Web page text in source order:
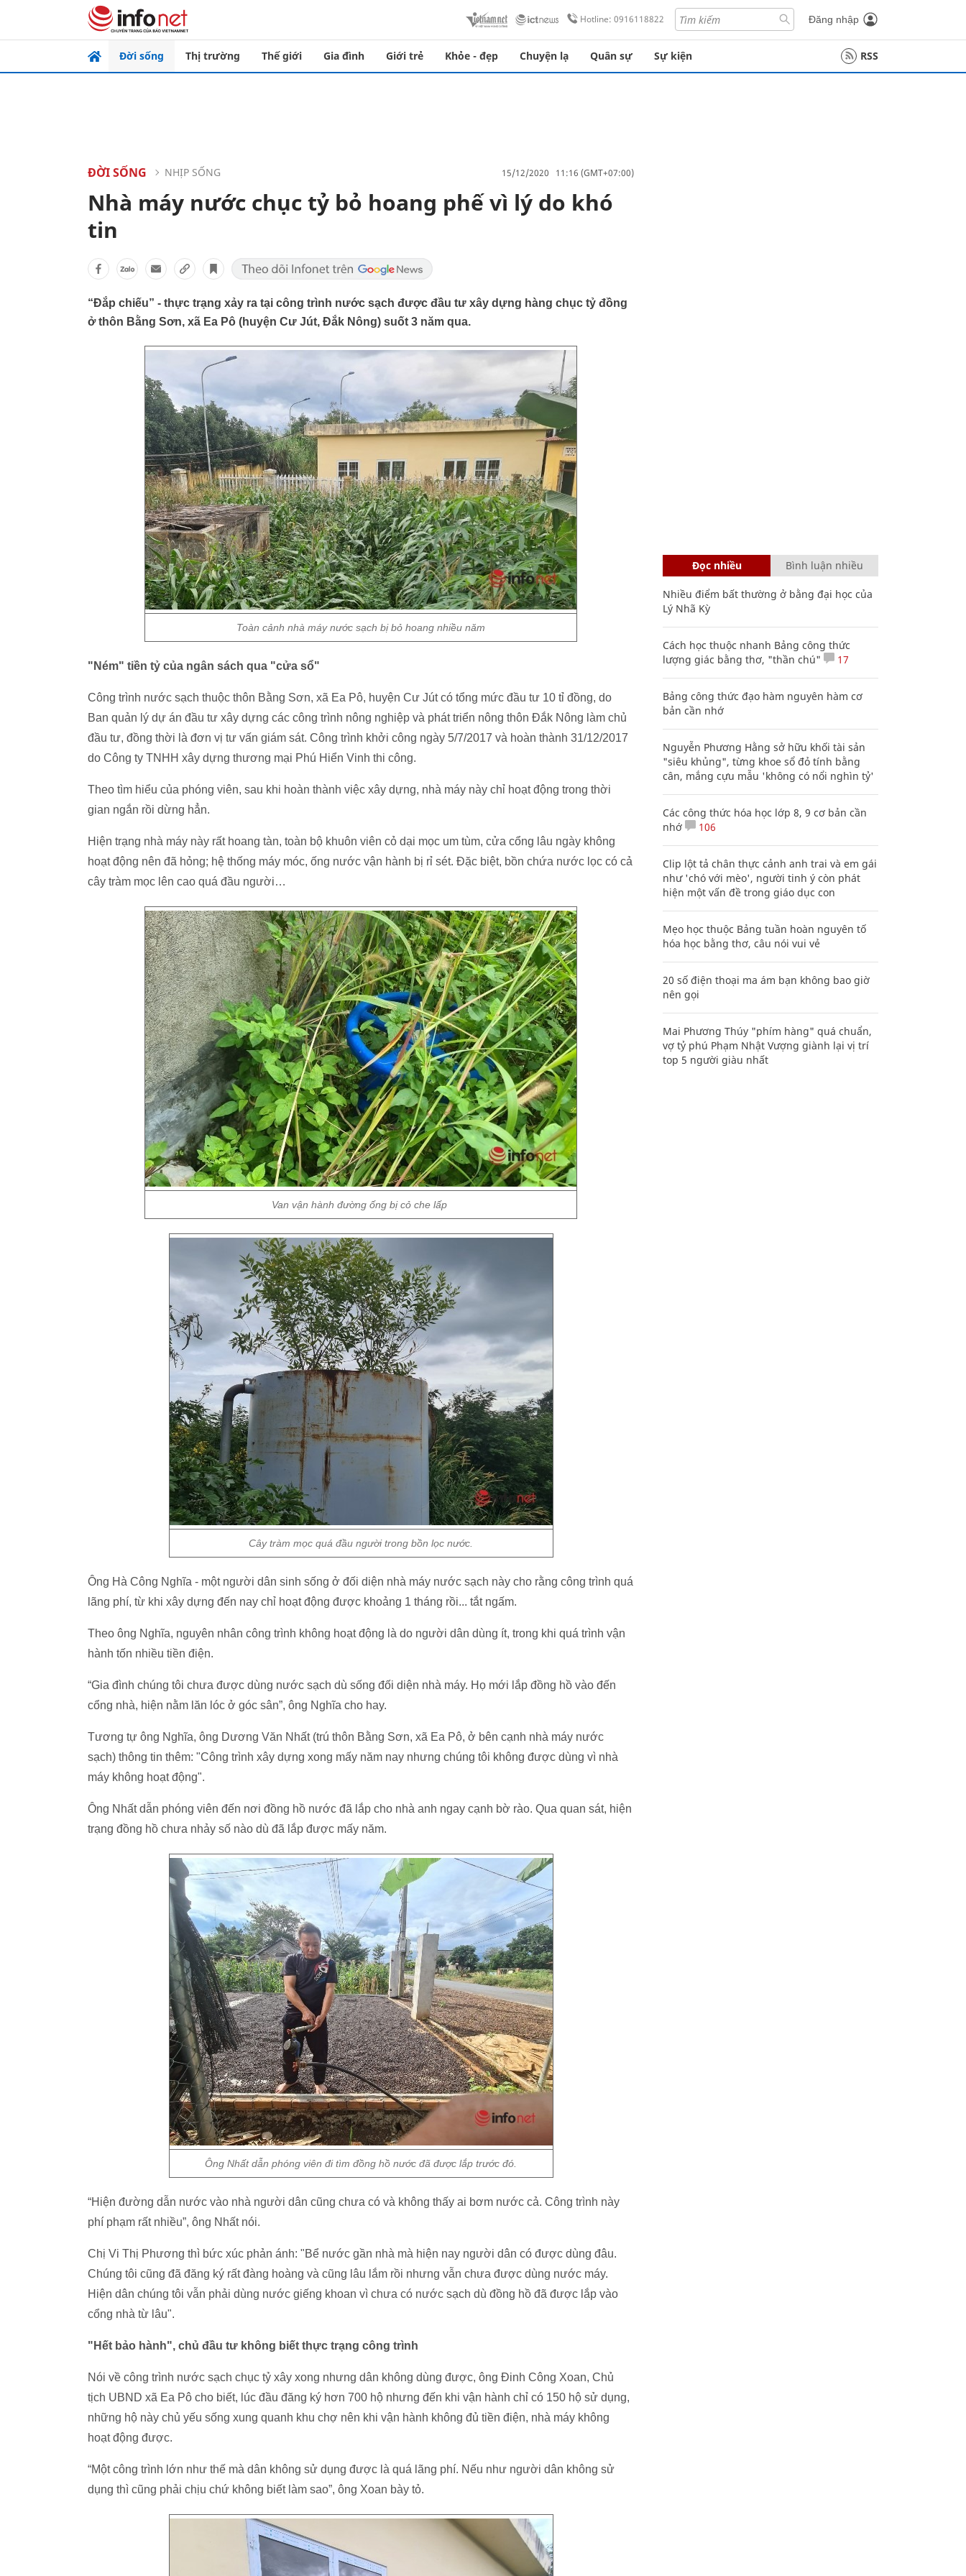
Hotline: 0916118822 Đăng nhập
Đời sống Thị trường Thế giới Gia đình Giới trẻ Khỏe - đẹp Chuyện lạ Quân sự Sự kiện RSS
ĐỜI SỐNG NHỊP SỐNG 15/12/2020 11:16 (GMT+07:00)
Nhà máy nước chục tỷ bỏ hoang phế vì lý do khó
tin
“Đắp chiếu” - thực trạng xảy ra tại công trình nước sạch được đầu tư xây dựng hàng chục tỷ đồng
ở thôn Bằng Sơn, xã Ea Pô (huyện Cư Jút, Đắk Nông) suốt 3 năm qua.
Toàn cảnh nhà máy nước sạch bị bỏ hoang nhiều năm
"Ném" tiền tỷ của ngân sách qua "cửa sổ"
Công trình nước sạch thuộc thôn Bằng Sơn, xã Ea Pô, huyện Cư Jút có tổng mức đầu tư 10 tỉ đồng, do
Ban quản lý dự án đầu tư xây dựng các công trình nông nghiệp và phát triển nông thôn Đắk Nông làm chủ
đầu tư, đồng thời là đơn vị tư vấn giám sát. Công trình khởi công ngày 5/7/2017 và hoàn thành 31/12/2017
do Công ty TNHH xây dựng thương mại Phú Hiển Vinh thi công.
Theo tìm hiểu của phóng viên, sau khi hoàn thành việc xây dựng, nhà máy này chỉ hoạt động trong thời
gian ngắn rồi dừng hẳn.
Hiện trạng nhà máy này rất hoang tàn, toàn bộ khuôn viên cỏ dại mọc um tùm, cửa cổng lâu ngày không
hoạt động nên đã hỏng; hệ thống máy móc, ống nước vận hành bị rỉ sét. Đặc biệt, bồn chứa nước lọc có cả
cây tràm mọc lên cao quá đầu người…
Van vận hành đường ống bị cỏ che lấp
Cây tràm mọc quá đầu người trong bồn lọc nước.
Ông Hà Công Nghĩa - một người dân sinh sống ở đối diện nhà máy nước sạch này cho rằng công trình quá
lãng phí, từ khi xây dựng đến nay chỉ hoạt động được khoảng 1 tháng rồi... tắt ngấm.
Theo ông Nghĩa, nguyên nhân công trình không hoạt động là do người dân dùng ít, trong khi quá trình vận
hành tốn nhiều tiền điện.
“Gia đình chúng tôi chưa được dùng nước sạch dù sống đối diện nhà máy. Họ mới lắp đồng hồ vào đến
cổng nhà, hiện nằm lăn lóc ở góc sân”, ông Nghĩa cho hay.
Tương tự ông Nghĩa, ông Dương Văn Nhất (trú thôn Bằng Sơn, xã Ea Pô, ở bên cạnh nhà máy nước
sạch) thông tin thêm: "Công trình xây dựng xong mấy năm nay nhưng chúng tôi không được dùng vì nhà
máy không hoạt động".
Ông Nhất dẫn phóng viên đến nơi đồng hồ nước đã lắp cho nhà anh ngay cạnh bờ rào. Qua quan sát, hiện
trạng đồng hồ chưa nhảy số nào dù đã lắp được mấy năm.
Ông Nhất dẫn phóng viên đi tìm đồng hồ nước đã được lắp trước đó.
“Hiện đường dẫn nước vào nhà người dân cũng chưa có và không thấy ai bơm nước cả. Công trình này
phí phạm rất nhiều”, ông Nhất nói.
Chị Vi Thị Phương thì bức xúc phản ánh: "Bể nước gần nhà mà hiện nay người dân có được dùng đâu.
Chúng tôi cũng đã đăng ký rất đàng hoàng và cũng lâu lắm rồi nhưng vẫn chưa được dùng nước máy.
Hiện dân chúng tôi vẫn phải dùng nước giếng khoan vì chưa có nước sạch dù đồng hồ đã được lắp vào
cổng nhà từ lâu".
"Hết bảo hành", chủ đầu tư không biết thực trạng công trình
Nói về công trình nước sạch chục tỷ xây xong nhưng dân không dùng được, ông Đinh Công Xoan, Chủ
tịch UBND xã Ea Pô cho biết, lúc đầu đăng ký hơn 700 hộ nhưng đến khi vận hành chỉ có 150 hộ sử dụng,
những hộ này chủ yếu sống xung quanh khu chợ nên khi vận hành không đủ tiền điện, nhà máy không
hoạt động được.
“Một công trình lớn như thế mà dân không sử dụng được là quá lãng phí. Nếu như người dân không sử
dụng thì cũng phải chịu chứ không biết làm sao”, ông Xoan bày tỏ.
Đọc nhiều Bình luận nhiều
Nhiều điểm bất thường ở bằng đại học của
Lý Nhã Kỳ
Cách học thuộc nhanh Bảng công thức
lượng giác bằng thơ, "thần chú"
17
Bảng công thức đạo hàm nguyên hàm cơ
bản cần nhớ
Nguyễn Phương Hằng sở hữu khối tài sản
"siêu khủng", từng khoe sổ đỏ tính bằng
cân, mắng cựu mẫu 'không có nổi nghìn tỷ'
Các công thức hóa học lớp 8, 9 cơ bản cần
nhớ
106
Clip lột tả chân thực cảnh anh trai và em gái
như 'chó với mèo', người tinh ý còn phát
hiện một vấn đề trong giáo dục con
Mẹo học thuộc Bảng tuần hoàn nguyên tố
hóa học bằng thơ, câu nói vui vẻ
20 số điện thoại ma ám bạn không bao giờ
nên gọi
Mai Phương Thúy "phím hàng" quá chuẩn,
vợ tỷ phú Phạm Nhật Vượng giành lại vị trí
top 5 người giàu nhất